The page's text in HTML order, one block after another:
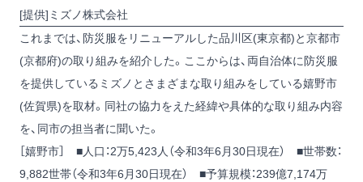
[提供]ミズノ株式会社
これまでは、防災服をリニューアルした品川区(東京都)と京都市
(京都府)の取り組みを紹介した。ここからは、両自治体に防災服
を提供しているミズノとさまざまな取り組みをしている嬉野市
(佐賀県)を取材。同社の協力をえた経緯や具体的な取り組み内容
を、同市の担当者に聞いた。
［嬉野市］ ■人口：2万5,423人（令和3年6月30日現在） ■世帯数：
9,882世帯（令和3年6月30日現在） ■予算規模：239億7,174万